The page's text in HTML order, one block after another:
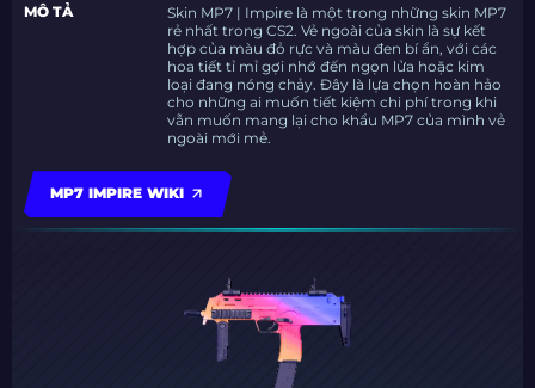
MÔ TẢ
Skin MP7 | Impire là một trong những skin MP7
rẻ nhất trong CS2. Vẻ ngoài của skin là sự kết
hợp của màu đỏ rực và màu đen bí ẩn, với các
hoa tiết tỉ mỉ gợi nhớ đến ngọn lửa hoặc kim
loại đang nóng chảy. Đây là lựa chọn hoàn hảo
cho những ai muốn tiết kiệm chi phí trong khi
vẫn muốn mang lại cho khẩu MP7 của mình vẻ
ngoài mới mẻ.
MP7 IMPIRE WIKI